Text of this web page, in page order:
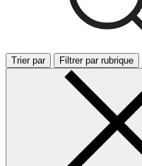
Trier par Filtrer par rubrique